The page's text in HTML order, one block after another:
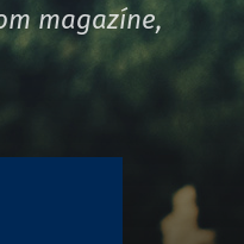
magazíne,